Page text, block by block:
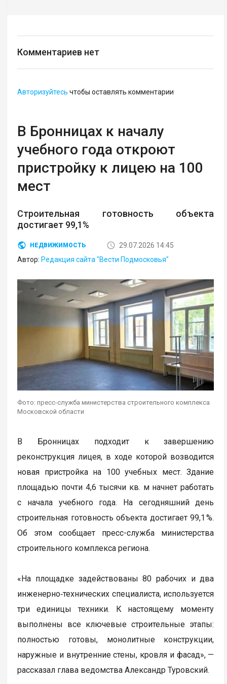
Комментариев нет
Авторизуйтесь чтобы оставлять комментарии
В Бронницах к началу
учебного года откроют
пристройку к лицею на 100
мест
Строительная готовность объекта
достигает 99,1%
НЕДВИЖИМОСТЬ
29.07.2026 14:45
Автор: Редакция сайта "Вести Подмосковья"
Фото: пресс-служба министерства строительного комплекса
Московской области
В Бронницах подходит к завершению
реконструкция лицея, в ходе которой возводится
новая пристройка на 100 учебных мест. Здание
площадью почти 4,6 тысячи кв. м начнет работать
с начала учебного года. На сегодняшний день
строительная готовность объекта достигает 99,1 %.
Об этом сообщает пресс-служба министерства
строительного комплекса региона.
«На площадке задействованы 80 рабочих и два
инженерно‑технических специалиста, используется
три единицы техники. К настоящему моменту
выполнены все ключевые строительные этапы:
полностью готовы, монолитные конструкции,
наружные и внутренние стены, кровля и фасад», —
рассказал глава ведомства Александр Туровский.